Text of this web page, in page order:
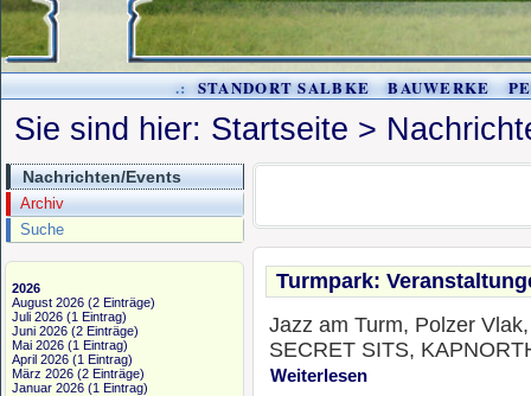
.: STANDORT SALBKE BAUWERKE
Sie sind hier: Startseite >
Nachrichten/Events
Archiv
Suche
2026
August 2026 (2 Einträge)
Juli 2026 (1 Eintrag)
Juni 2026 (2 Einträge)
Mai 2026 (1 Eintrag)
April 2026 (1 Eintrag)
März 2026 (2 Einträge)
Januar 2026 (1 Eintrag)
Turmpark:
Jazz am Turm, Polzer
SECRET SITS,
Weiterlesen